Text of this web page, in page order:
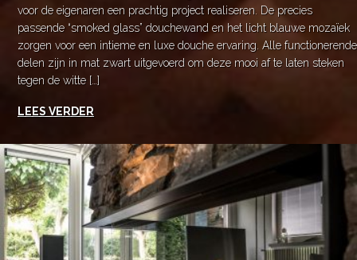
voor de eigenaren een prachtig project realiseren. De precies
passende “smoked glass” douchewand en het licht blauwe mozaïek
zorgen voor een intieme en luxe douche ervaring. Alle functionerende
delen zijn in mat zwart uitgevoerd om deze mooi af te laten steken
tegen de witte […]
LEES VERDER